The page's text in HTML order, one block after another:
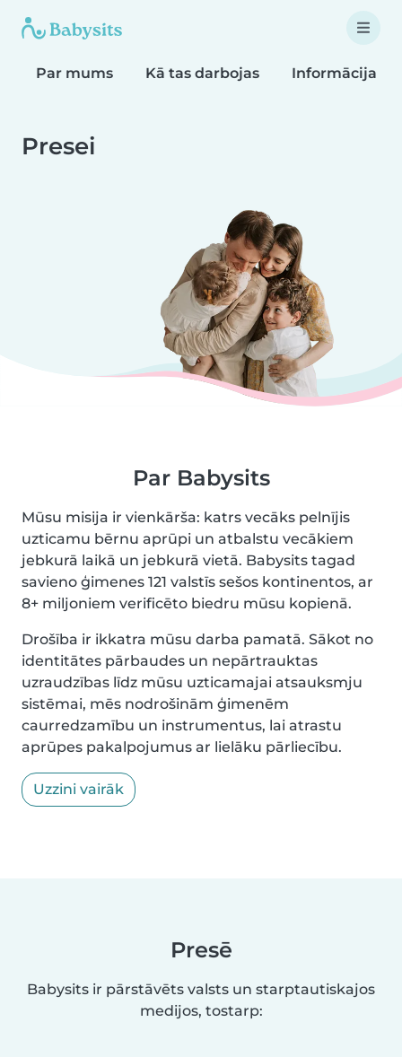
Par mums Kā tas darbojas Informācija
Presei
Par Babysits
Mūsu misija ir vienkārša: katrs vecāks pelnījis
uzticamu bērnu aprūpi un atbalstu vecākiem
jebkurā laikā un jebkurā vietā. Babysits tagad
savieno ģimenes 121 valstīs sešos kontinentos, ar
8+ miljoniem verificēto biedru mūsu kopienā.
Drošība ir ikkatra mūsu darba pamatā. Sākot no
identitātes pārbaudes un nepārtrauktas
uzraudzības līdz mūsu uzticamajai atsauksmju
sistēmai, mēs nodrošinām ģimenēm
caurredzamību un instrumentus, lai atrastu
aprūpes pakalpojumus ar lielāku pārliecību.
Uzzini vairāk
Presē
Babysits ir pārstāvēts valsts un starptautiskajos
medijos, tostarp: